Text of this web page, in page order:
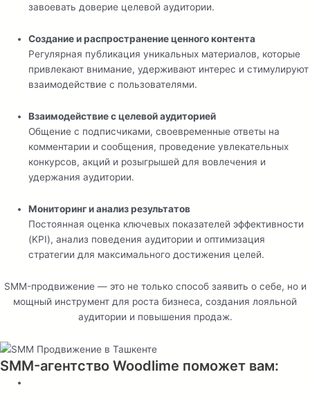
завоевать доверие целевой аудитории.
Создание и распространение ценного контента
Регулярная публикация уникальных материалов, которые
привлекают внимание, удерживают интерес и стимулируют
взаимодействие с пользователями.
Взаимодействие с целевой аудиторией
Общение с подписчиками, своевременные ответы на
комментарии и сообщения, проведение увлекательных
конкурсов, акций и розыгрышей для вовлечения и
удержания аудитории.
Мониторинг и анализ результатов
Постоянная оценка ключевых показателей эффективности
(KPI), анализ поведения аудитории и оптимизация
стратегии для максимального достижения целей.
SMM-продвижение — это не только способ заявить о себе, но и
мощный инструмент для роста бизнеса, создания лояльной
аудитории и повышения продаж.
SMM-агентство Woodlime поможет вам: